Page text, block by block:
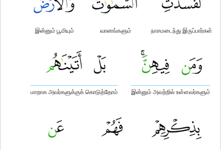
நாசமடைந்து இருப்பார்கள்
வானங்களும்
இன்னும் பூமியும்
இன்னும் அவற்றில் உள்ளவர்களும்
மாறாக அவர்களுக்குக் கொடுத்தோம்